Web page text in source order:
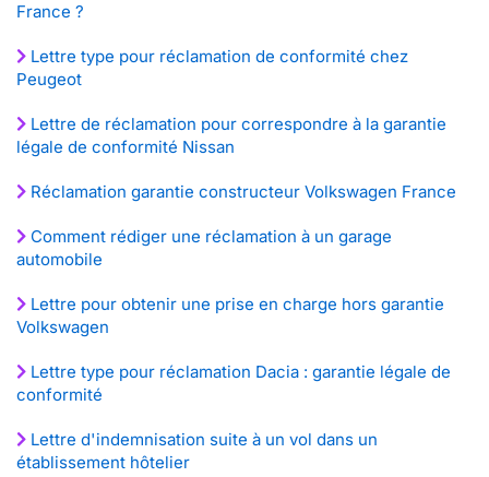
France ?
Lettre type pour réclamation de conformité chez
Peugeot
Lettre de réclamation pour correspondre à la garantie
légale de conformité Nissan
Réclamation garantie constructeur Volkswagen France
Comment rédiger une réclamation à un garage
automobile
Lettre pour obtenir une prise en charge hors garantie
Volkswagen
Lettre type pour réclamation Dacia : garantie légale de
conformité
Lettre d'indemnisation suite à un vol dans un
établissement hôtelier